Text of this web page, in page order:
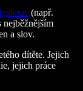
(např.
a slov.
dítěte. Jejich
jejich práce